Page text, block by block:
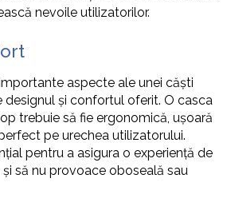
nevoile utilizatorilor.
aspecte ale unei căști
designul și confortul oferit. O casca
trebuie să fie ergonomică, ușoară
pe urechea utilizatorului.
pentru a asigura o experiență de
să nu provoace oboseală sau